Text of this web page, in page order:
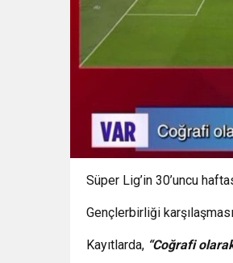
Süper Lig’in 30’uncu
Gençlerbirliği
Kayıtlarda, “Coğrafi